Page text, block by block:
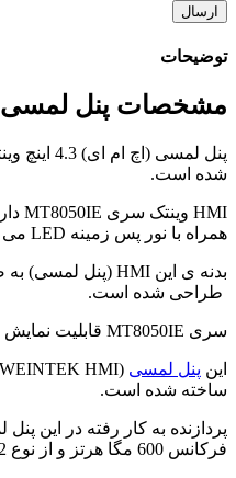
توضیحات
مشخصات پنل لمسی 4.3 اینچ
شده است.
همراه با نور پس زمینه LED می باشد.
طراحی شده است.
سری MT8050IE قابلیت نمایش تا 16.7 میلیون رنگ را دارد.
این پنل لمسی
ساخته شده است.
فرکانس 600 مگا هرتز و از نوع 32 بیتی می باشد.